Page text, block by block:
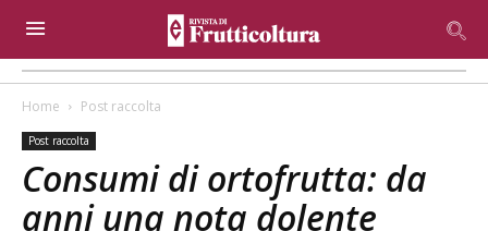
Home Post raccolta
Post raccolta
Consumi di ortofrutta: da
anni una nota dolente